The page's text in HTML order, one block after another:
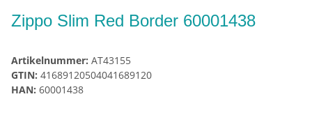
Zippo Slim Red Border 60001438
Artikelnummer: AT43155
GTIN: 41689120504041689120
HAN: 60001438